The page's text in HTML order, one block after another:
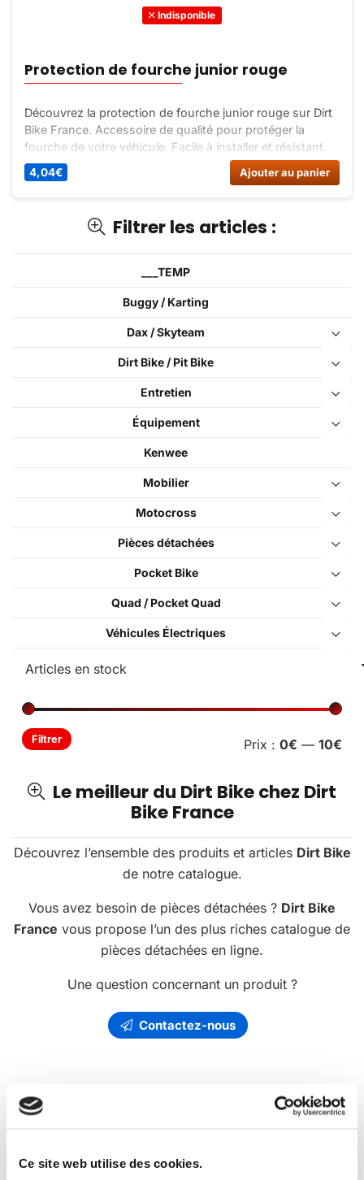
Ce site web utilise des cookies.
Filtrer les articles :
___TEMP
Buggy / Karting
Dax / Skyteam
Dirt Bike / Pit Bike
Entretien
Équipement
Kenwee
Mobilier
Motocross
Pièces détachées
Pocket Bike
Quad / Pocket Quad
Véhicules Électriques
Filtrer Prix : 0€ — 10€
Le meilleur du Dirt Bike chez Dirt
Bike France
Découvrez l’ensemble des produits et articles Dirt Bike
de notre catalogue.
Vous avez besoin de pièces détachées ? Dirt Bike
France vous propose l’un des plus riches catalogue de
pièces détachées en ligne.
Une question concernant un produit ?
Contactez-nous
Indisponible
Protection de fourche junior rouge
Découvrez la protection de fourche junior rouge sur Dirt
Bike France. Accessoire de qualité pour protéger la
fourche de votre véhicule. Facile à installer et résistant.
4,04€ Ajouter au panier
Les Dirt Bike France